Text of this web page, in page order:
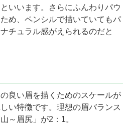
いいます。さらにふんわりパウ
め、ペンシルで描いていてもパ
チュラル感がえられるのだと
良い眉を描くためのスケールが
い特徴です。理想の眉バランス
～眉尻」が2：1。